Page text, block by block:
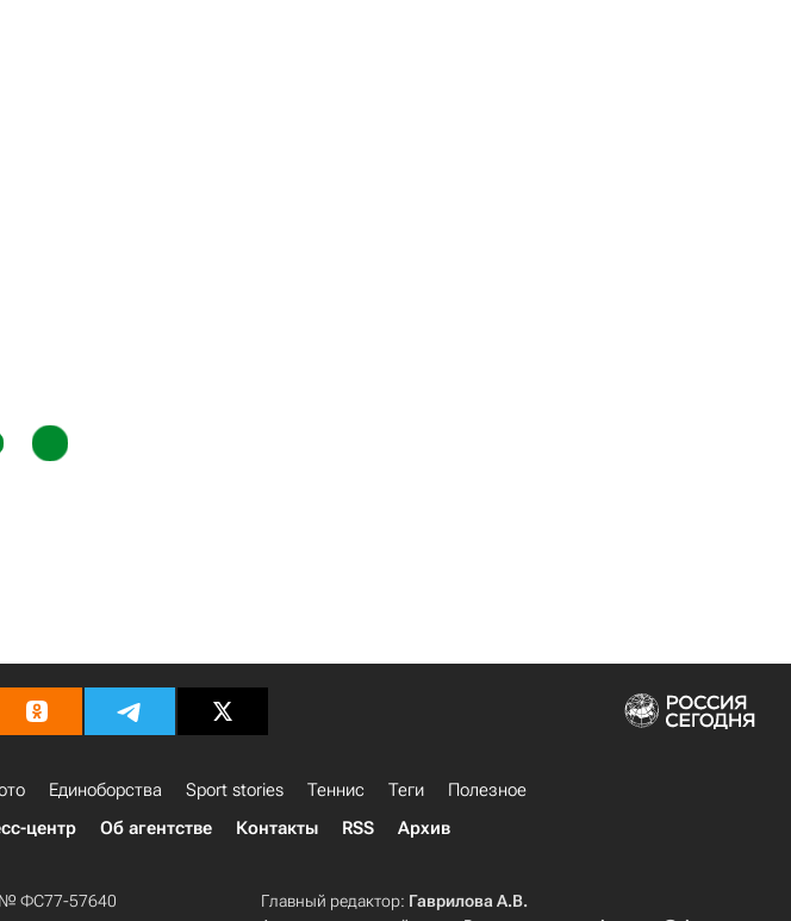
Единоборства Sport stories Теннис Теги
Полезное
центр Об агентстве Контакты RSS Архив
№ ФС77-57640
Главный редактор: Гаврилова А.В.